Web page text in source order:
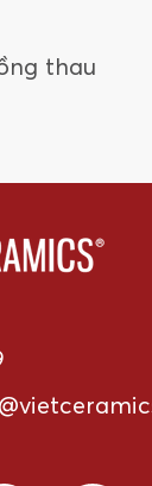
thau